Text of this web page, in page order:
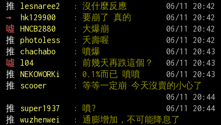
推
lesnaree2 : 沒什麼反應
→
hk129900 : 要崩了 真的
噓
HNCB2880 : 大爆崩
推
photoless : 夭壽喔
推
chachabo : 噴爆
噓
l04 : 前幾天再跌這個？
推
NEKOWORKi : 0.1%而已 噴噴
推
scooer
: 等等一定崩 今天沒賣的小心了
推
super1937 : 噴?
推
wuzhenwei
: 通膨增加，不可能降息了